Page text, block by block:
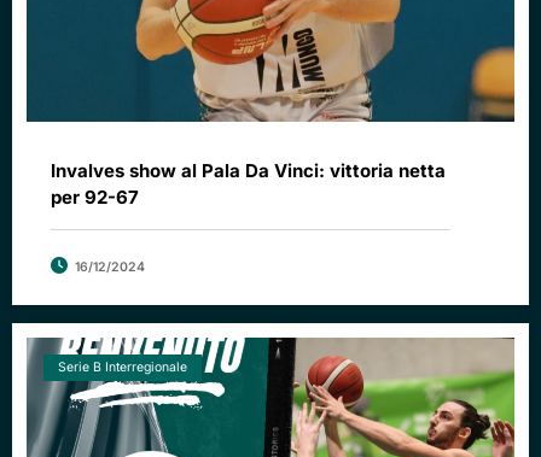
Invalves show al Pala Da Vinci: vittoria netta
per 92-67
16/12/2024
Serie B Interregionale